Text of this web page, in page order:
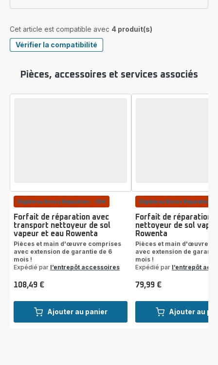
Cet article est compatible avec 4 produit(s)
Vérifier la compatibilité
Pièces, accessoires et services associés
Ajouter au panier
Eligible au Bonus Réparation : -20€
Forfait de réparation avec
transport nettoyeur de sol
vapeur et eau Rowenta
Pièces et main d'œuvre comprises
avec extension de garantie de 6
mois !
Expédié par l’entrepôt accessoires
Prix
108,49 €
Ajouter au
Eligible au Bonus Réparation :
Forfait de réparation
nettoyeur de sol
Rowenta
Pièces et main d'œuvre
avec extension de
mois !
Expédié par l’entrepôt
Prix
79,99 €